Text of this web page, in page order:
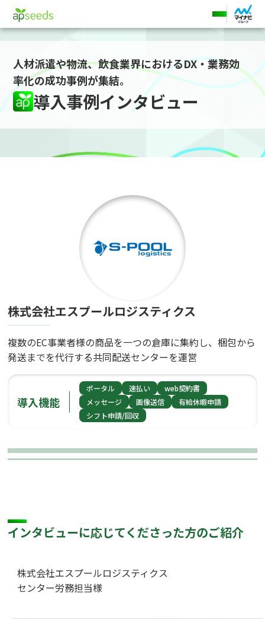
ホーム 導入事例
人材派遣や物流、飲食業界におけるDX・業務効
率化の成功事例が集結。
導入事例インタビュー
株式会社エスプールロジスティクス
複数のEC事業者様の商品を一つの倉庫に集約し、梱包から
発送までを代行する共同配送センターを運営
導入機能
ポータル 速払い
web契約書
メッセージ
画像送信
有給休暇申請
シフト申請/回収
インタビューに応じてくださった方のご紹介
株式会社エスプールロジスティクス
センター労務担当様